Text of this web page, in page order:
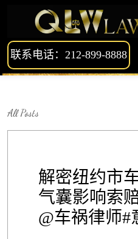
联系电话：212-899-8888
All Posts
解密纽约市
气囊影响索
@车祸律师#